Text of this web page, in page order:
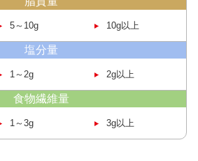
5～10g 10g以上
塩分量
1～2g 2g以上
食物繊維量
1～3g 3g以上